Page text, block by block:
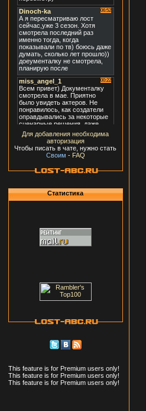
Для добавления необходима
авторизация
Чтобы писать в чате, нужно стать
Своим - FAQ
Статистика
This feature is for Premium users only!
This feature is for Premium users only!
This feature is for Premium users only!